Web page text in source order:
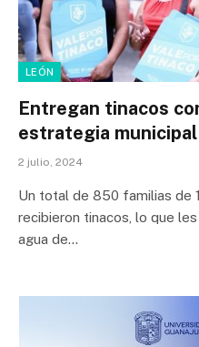
LEÓN
Entregan tinacos
estrategia
2 julio, 2024
Un total de 850 familias de
recibieron tinacos, lo que
agua de…